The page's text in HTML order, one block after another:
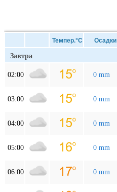
Темпер.°C Осадки
Завтра
02:00 0 mm
03:00 0 mm
04:00 0 mm
05:00 0 mm
06:00 0 mm